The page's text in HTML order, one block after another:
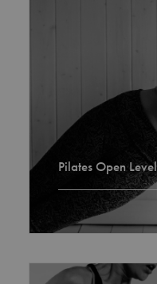
Pilates Open Level